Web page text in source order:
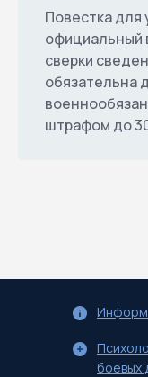
Повестка
официальный
сверки
обязательна
штрафом до
боевых